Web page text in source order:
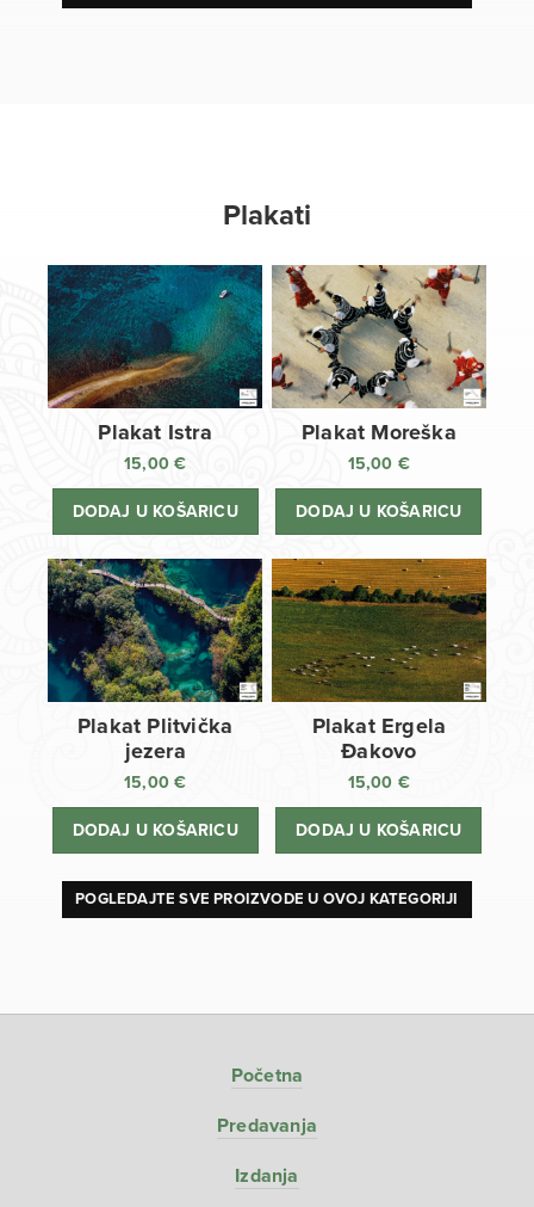
Plakati
Plakat Istra
15,00€
DODAJ U KOŠARICU
Plakat Moreška
15,00 €
DODAJ U KOŠARICU
Plakat Plitvička
jezera
15,00€
DODAJ U KOŠARICU
Plakat Ergela
Đakovo
15,00 €
DODAJ U KOŠARICU
POGLEDAJTE SVE PROIZVODE U OVOJ KATEGORIJI
Početna
Predavanja
Izdanja